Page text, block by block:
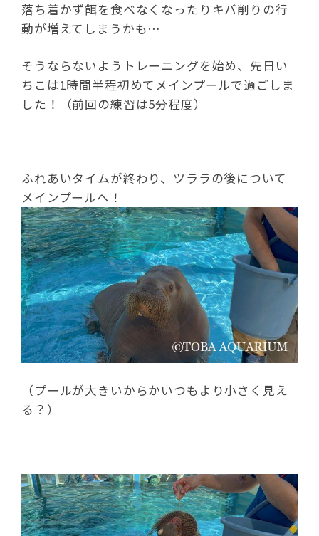
落ち着かず餌を食べなくなったりキバ削りの行
動が増えてしまうかも…
そうならないようトレーニングを始め、先日い
ちこは1時間半程初めてメインプールで過ごしま
した！（前回の練習は5分程度）
ふれあいタイムが終わり、ツララの後について
メインプールへ！
（プールが大きいからかいつもより小さく見え
る？）